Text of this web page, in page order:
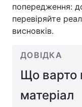
попередження:
перевіряйте
висновків.
ДОВІДКА
Що варто
матеріал